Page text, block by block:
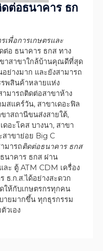
ต่อธนาคาร ธก
เพื่อการเกษตรและ
ต่อ ธนาคาร ธกส ทาง
าสาขาใกล้บ้านคุณดีที่สุด
ย่างมาก และยังสามารถ
พสินค้าหลายแห่ง
มารถติดต่อสาขาห้าง
สแคร์วัน, สาขาเดอะฟิล
าสถานีขนส่งสายใต้,
อะโคส บางนา, สาขา
สาขาย่อย Big C
มารถติดต่อธนาคาร ธกส
นาคาร ธกส ผ่าน
ะ ตู้ ATM CDM เครื่อง
ธ.ก.ส.ได้อย่างสะดวก
ให้กับเกษตรกรทุกคน
ายมากขึ้น ทุกธุรกรรม
วเอง